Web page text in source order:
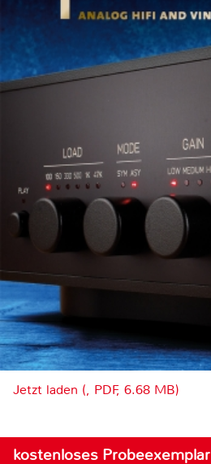
Jetzt laden (, PDF, 6.68 MB)
kostenloses Probeexemplar